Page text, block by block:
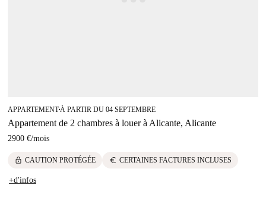
APPARTEMENT■À PARTIR DU 04 SEPTEMBRE
Appartement de 2 chambres à louer à Alicante, Alicante
2900 €/mois
lock CAUTION PROTÉGÉE euro CERTAINES FACTURES INCLUSES
+d'infos